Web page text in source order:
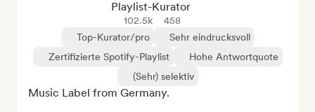
Playlist-Kurator
102.5k
458
Top-Kurator/pro
Sehr eindrucksvoll
Zertifizierte Spotify-Playlist
Hohe Antwortquote
(Sehr) selektiv
Music Label from Germany.